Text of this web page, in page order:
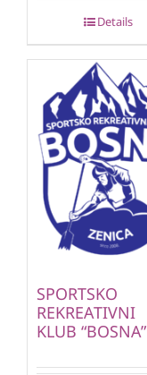
Details
SPORTSKO
REKREATIVNI
KLUB “BOSNA”